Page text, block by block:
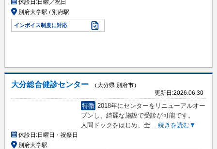
休診日:日曜／祝日
別府大学駅 / 別府駅
インボイス制度に対応
大分総合健診センター
（大分県 別府市）
更新日:2026.06.30
特徴 2018年にセンターをリニューアルオー
プンし、綺麗な施設で受診が可能です。
人間ドックをはじめ、全... 続きを読む▼
休診日:日曜日・祝祭日
別府大学駅